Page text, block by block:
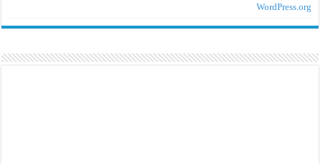
WordPress.org